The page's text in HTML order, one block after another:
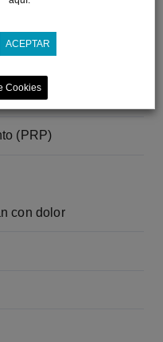
(PRP)
con dolor
ACEPTAR
Cookies